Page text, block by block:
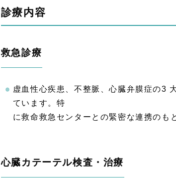
診療内容
救急診療
虚血性心疾患、不整脈、心臓弁膜症の3
ています。特
に救命救急センターとの緊密な連携のも
心臓カテーテル検査・治療